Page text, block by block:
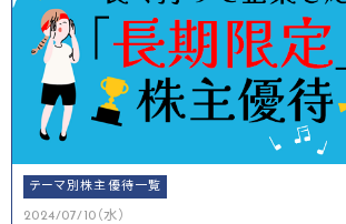
テーマ別株主優待一覧
2024/07/10（水）